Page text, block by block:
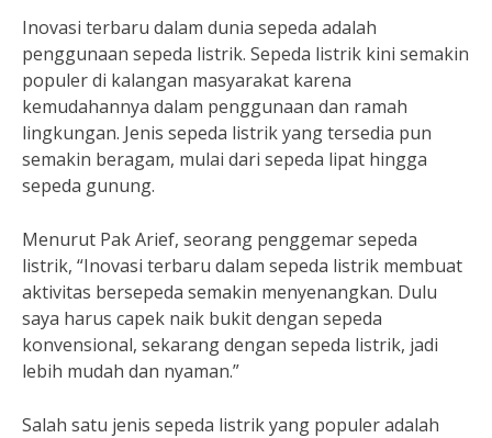
Inovasi terbaru dalam dunia sepeda adalah
penggunaan sepeda listrik. Sepeda listrik kini semakin
populer di kalangan masyarakat karena
kemudahannya dalam penggunaan dan ramah
lingkungan. Jenis sepeda listrik yang tersedia pun
semakin beragam, mulai dari sepeda lipat hingga
sepeda gunung.
Menurut Pak Arief, seorang penggemar sepeda
listrik, “Inovasi terbaru dalam sepeda listrik membuat
aktivitas bersepeda semakin menyenangkan. Dulu
saya harus capek naik bukit dengan sepeda
konvensional, sekarang dengan sepeda listrik, jadi
lebih mudah dan nyaman.”
Salah satu jenis sepeda listrik yang populer adalah